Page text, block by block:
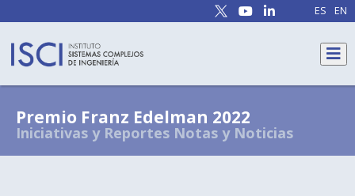
ES EN
Premio Franz Edelman 2022
Iniciativas y Reportes Notas y Noticias